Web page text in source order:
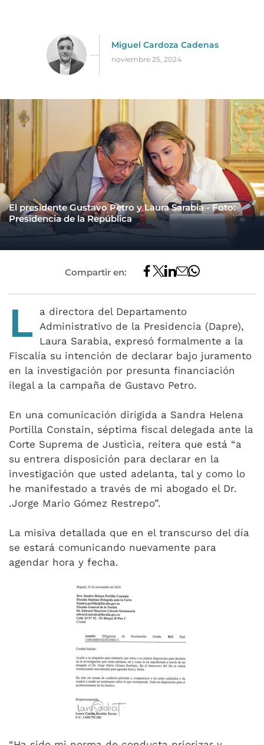
Miguel Cardoza Cadenas
noviembre 25, 2024
El presidente Gustavo Petro y Laura Sarabia - Foto:
Presidencia de la República
Compartir en:
L
a directora del Departamento
Administrativo de la Presidencia (Dapre),
Laura Sarabia, expresó formalmente a la
Fiscalía su intención de declarar bajo juramento
en la investigación por presunta financiación
ilegal a la campaña de Gustavo Petro.
En una comunicación dirigida a Sandra Helena
Portilla Constain, séptima fiscal delegada ante la
Corte Suprema de Justicia, reitera que está “a
su entrera disposición para declarar en la
investigación que usted adelanta, tal y como lo
he manifestado a través de mi abogado el Dr.
.Jorge Mario Gómez Restrepo”.
La misiva detallada que en el transcurso del día
se estará comunicando nuevamente para
agendar hora y fecha.